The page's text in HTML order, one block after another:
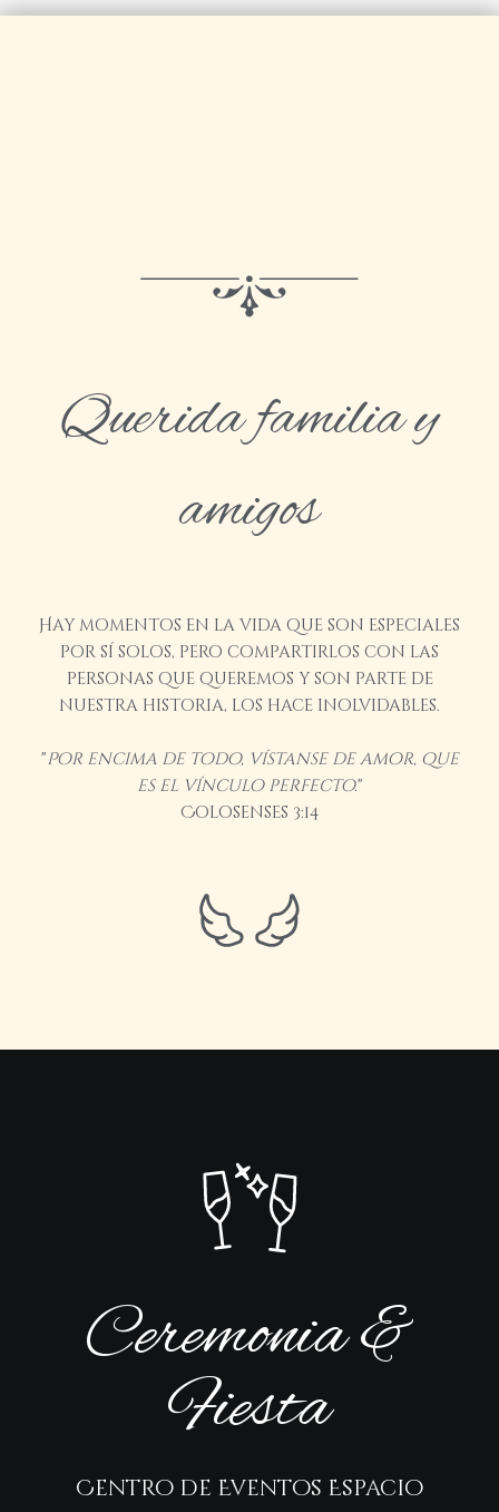
Querida familia y
amigos
Hay momentos en la vida que son especiales
por sí solos, pero compartirlos con las
personas que queremos y son parte de
nuestra historia, los hace inolvidables.
"Por encima de todo, vístanse de amor, que
es el vínculo perfecto."
Colosenses 3:14
Ceremonia &
Fiesta
Centro de Eventos Espacio